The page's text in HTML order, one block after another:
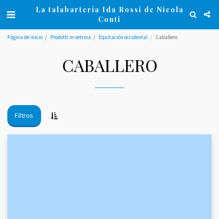
La talabartería Ida Rossi de Nicola
Conti
Página de inicio Prodotti in vetrina Equitación occidental Caballero
CABALLERO
Filtros